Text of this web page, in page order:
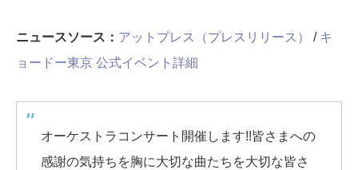
ニュースソース： アットプレス（プレスリリース） / キ
ョードー東京 公式イベント詳細
オーケストラコンサート開催します!!皆さまへの
感謝の気持ちを胸に大切な曲たちを大切な皆さ